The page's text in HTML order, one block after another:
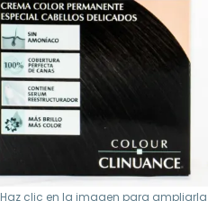
Haz clic en la imagen para ampliarla